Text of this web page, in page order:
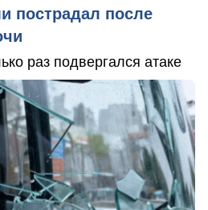
пострадал после
раз подвергался атаке